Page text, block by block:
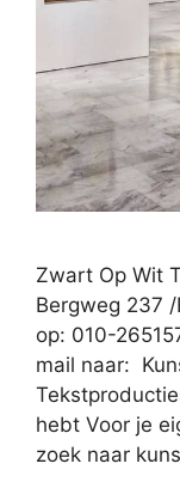
Zwart Op Wit
Bergweg 237
op: 010-
mail naar:
hebt Voor je
zoek naar